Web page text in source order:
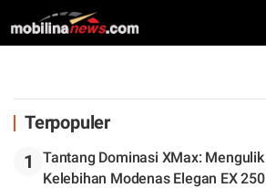
Klasemen
Terpopuler
1
Tantang Dominasi XMax: Mengulik
Kelebihan Modenas Elegan EX 250